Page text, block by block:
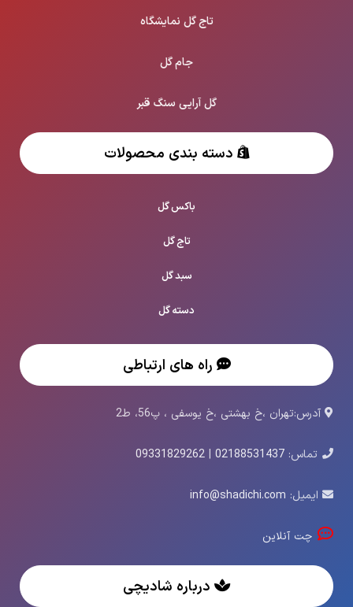
تاج گل نمایشگاه
جام گل
گل آرایی سنگ قبر
دسته بندی محصولات
باکس گل
تاج گل
سبد گل
دسته گل
راه های ارتباطی
آدرس:تهران ،خ بهشتی ،خ یوسفی ، پ56، ط2
تماس: 02188531437
|
09331829262
ایمیل: info@shadichi.com
چت آنلاین
درباره شادیچی